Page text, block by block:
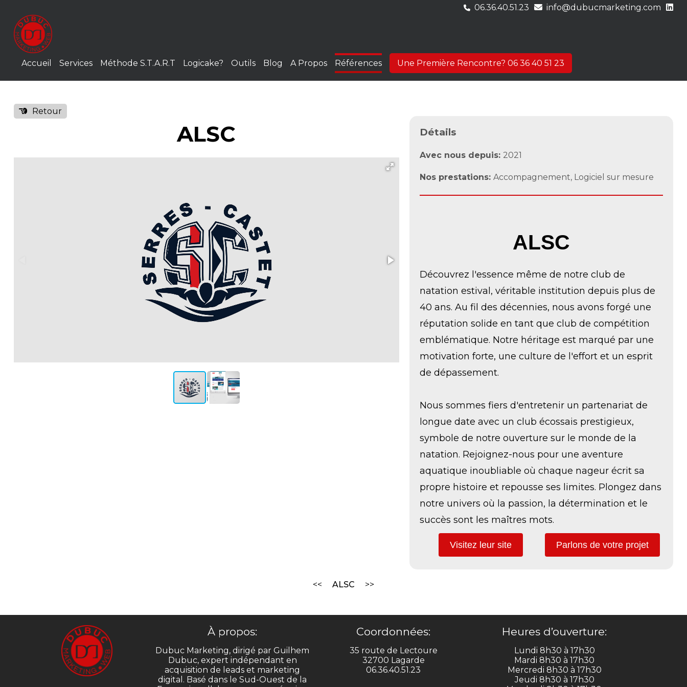
06.36.40.51.23 info@dubucmarketing.com
Accueil Services Méthode S.T.A.R.T Logicake? Outils Blog A Propos Références Une Première Rencontre? 06 36 40 51 23
Retour
ALSC Détails
Avec nous depuis: 2021
Nos prestations:Accompagnement, Logiciel sur mesure
ALSC
Découvrez l'essence même de notre club de
natation estival, véritable institution depuis plus de
40 ans. Au fil des décennies, nous avons forgé une
réputation solide en tant que club de compétition
emblématique. Notre héritage est marqué par une
motivation forte, une culture de l'effort et un esprit
de dépassement.
Nous sommes fiers d'entretenir un partenariat de
longue date avec un club écossais prestigieux,
symbole de notre ouverture sur le monde de la
natation. Rejoignez-nous pour une aventure
aquatique inoubliable où chaque nageur écrit sa
propre histoire et repousse ses limites. Plongez dans
notre univers où la passion, la détermination et le
succès sont les maîtres mots.
Visitez leur site Parlons de votre projet
ALSC
À propos:
Dubuc Marketing, dirigé par Guilhem
Dubuc, expert indépendant en
acquisition de leads et marketing
digital. Basé dans le Sud-Ouest de la
Coordonnées:
35 route de Lectoure
32700 Lagarde
06.36.40.51.23
Heures d’ouverture:
Lundi 8h30 à 17h30
Mardi 8h30 à 17h30
Mercredi 8h30 à 17h30
Jeudi 8h30 à 17h30